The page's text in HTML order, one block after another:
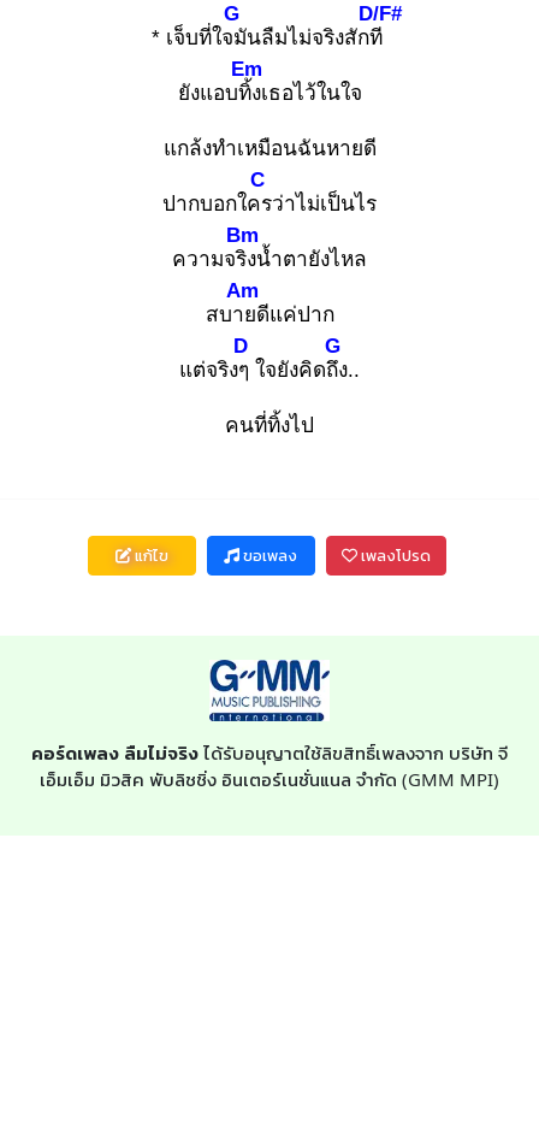
* เจ็บที่ใจมั
G
นลืมไม่จริงสักที
D/F#
ยังแอบทิ้ง
Em
เธอไว้ในใจ
แกล้งทำเหมือนฉันหายดี
ปากบอกใคร
C
ว่าไม่เป็นไร
ความจริง
Bm
น้ำตายังไหล
สบาย
Am
ดีแค่ปาก
แต่จริงๆ
D
ใจยังคิดถึง
G
..
คนที่ทิ้งไป
แก้ไข ขอเพลง เพลงโปรด
คอร์ดเพลง ลืมไม่จริง ได้รับอนุญาตใช้ลิขสิทธิ์เพลงจาก บริษัท จี
เอ็มเอ็ม มิวสิค พับลิชชิ่ง อินเตอร์เนชั่นแนล จำกัด (GMM MPI)